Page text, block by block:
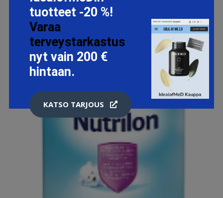
tuotteet -20 %!
Varaa
terveystarkastus
nyt vain 200 €
hintaan.
KATSO TARJOUS